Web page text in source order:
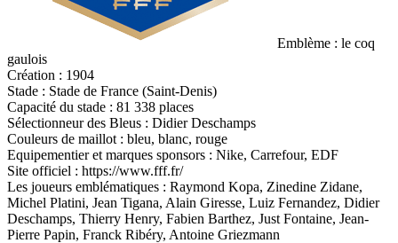
Emblème : le coq
gaulois
Création : 1904
Stade : Stade de France (Saint-Denis)
Capacité du stade : 81 338 places
Sélectionneur des Bleus : Didier Deschamps
Couleurs de maillot : bleu, blanc, rouge
Equipementier et marques sponsors : Nike, Carrefour, EDF
Site officiel : https://www.fff.fr/
Les joueurs emblématiques : Raymond Kopa, Zinedine Zidane,
Michel Platini, Jean Tigana, Alain Giresse, Luiz Fernandez, Didier
Deschamps, Thierry Henry, Fabien Barthez, Just Fontaine, Jean-
Pierre Papin, Franck Ribéry, Antoine Griezmann